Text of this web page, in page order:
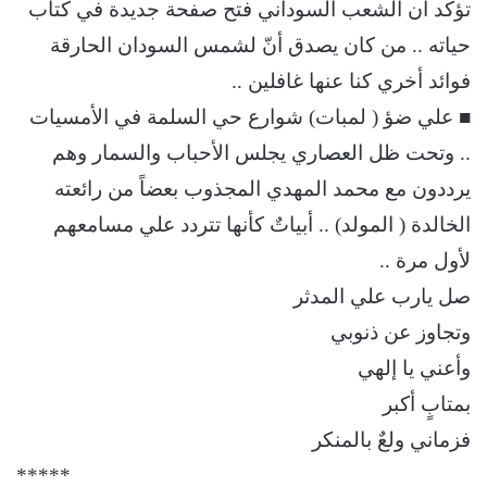
تؤكد أن الشعب السوداني فتح صفحة جديدة في كتاب
حياته .. من كان يصدق أنّ لشمس السودان الحارقة
فوائد أخري كنا عنها غافلين ..
■ علي ضؤ ( لمبات) شوارع حي السلمة في الأمسيات
.. وتحت ظل العصاري يجلس الأحباب والسمار وهم
يرددون مع محمد المهدي المجذوب بعضاً من رائعته
الخالدة ( المولد) .. أبياتٌ كأنها تتردد علي مسامعهم
لأول مرة ..
صل يارب علي المدثر
وتجاوز عن ذنوبي
وأعني يا إلهي
بمتابٍ أكبر
فزماني ولعٌ بالمنكر
*****